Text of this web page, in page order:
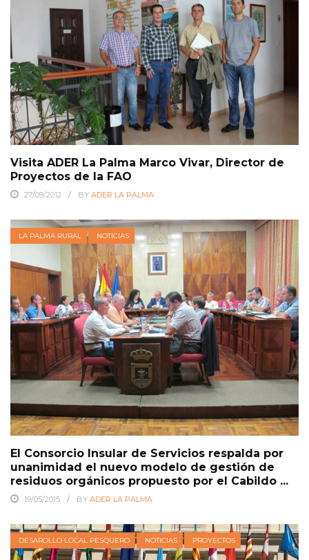
Visita ADER La Palma Marco Vivar, Director de
Proyectos de la FAO
27/09/2012 BY ADER LA PALMA
LA PALMA RURAL NOTICIAS
El Consorcio Insular de Servicios respalda por
unanimidad el nuevo modelo de gestión de
residuos orgánicos propuesto por el Cabildo ...
19/05/2015 BY ADER LA PALMA
DESAROLLO LOCAL PESQUERO NOTICIAS PROYECTOS